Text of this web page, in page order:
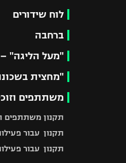
לוח שידורים
ברחבה
"מעל הליגה"
"מחצית
משתתפים
תקנון משתתפים
תקנון עבור
תקנון עבור פעילות